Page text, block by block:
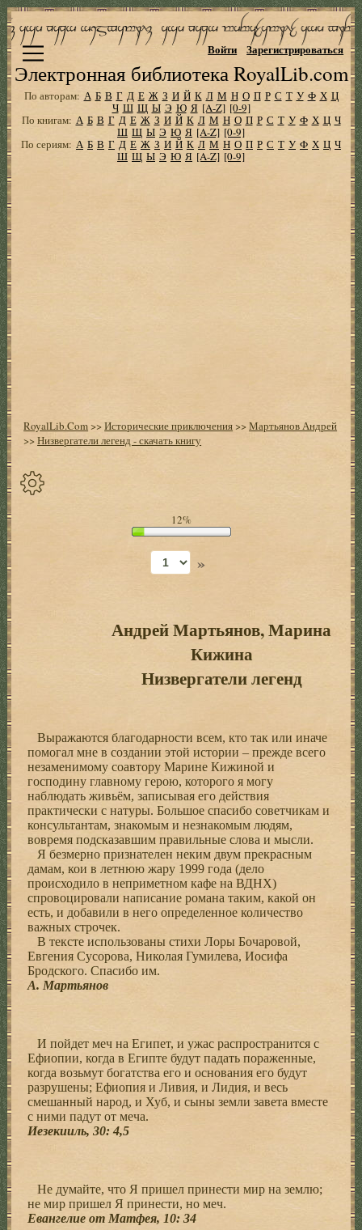
Электронная библиотека RoyalLib.com
Войти Зарегистрироваться
По авторам: А Б В Г Д Е Ж З И Й К Л М Н О П Р С Т У Ф Х Ц
Ч Ш Щ Ы Э Ю Я [A-Z] [0-9]
По книгам: А Б В Г Д Е Ж З И Й К Л М Н О П Р С Т У Ф Х Ц Ч
Ш Щ Ы Э Ю Я [A-Z] [0-9]
По сериям: А Б В Г Д Е Ж З И Й К Л М Н О П Р С Т У Ф Х Ц Ч
Ш Щ Ы Э Ю Я [A-Z] [0-9]
RoyalLib.Com>>Исторические приключения>>Мартьянов Андрей
>>Низвергатели легенд - скачать книгу
Оглавление
12%
»
Андрей Мартьянов, Марина
Кижина
Низвергатели легенд
Выражаются благодарности всем, кто так или иначе
помогал мне в создании этой истории – прежде всего
незаменимому соавтору Марине Кижиной и
господину главному герою, которого я могу
наблюдать живьём, записывая его действия
практически с натуры. Большое спасибо советчикам и
консультантам, знакомым и незнакомым людям,
вовремя подсказавшим правильные слова и мысли.
Я безмерно признателен неким двум прекрасным
дамам, кои в летнюю жару 1999 года (дело
происходило в неприметном кафе на ВДНХ)
спровоцировали написание романа таким, какой он
есть, и добавили в него определенное количество
важных строчек.
В тексте использованы стихи Лоры Бочаровой,
Евгения Сусорова, Николая Гумилева, Иосифа
Бродского. Спасибо им.
А. Мартьянов
И пойдет меч на Египет, и ужас распространится с
Ефиопии, когда в Египте будут падать пораженные,
когда возьмут богатства его и основания его будут
разрушены; Ефиопия и Ливия, и Лидия, и весь
смешанный народ, и Хуб, и сыны земли завета вместе
с ними падут от меча.
Иезекииль, 30: 4,5
Не думайте, что Я пришел принести мир на землю;
не мир пришел Я принести, но меч.
Евангелие от Матфея, 10: 34